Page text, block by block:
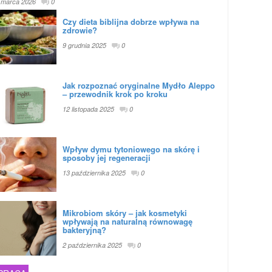
Czy dieta biblijna dobrze wpływa na
zdrowie?
9 grudnia 2025 0
Jak rozpoznać oryginalne Mydło Aleppo
– przewodnik krok po kroku
12 listopada 2025 0
Wpływ dymu tytoniowego na skórę i
sposoby jej regeneracji
13 października 2025 0
Mikrobiom skóry – jak kosmetyki
wpływają na naturalną równowagę
bakteryjną?
2 października 2025 0